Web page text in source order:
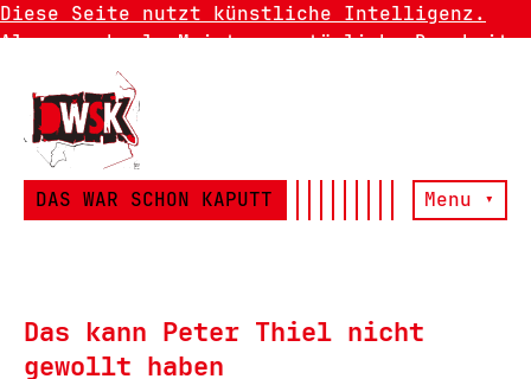
Diese Seite nutzt künstliche Intelligenz.
Also manchmal. Meistens natürliche Dummheit.
DAS WAR SCHON KAPUTT Menu ▾
Das kann Peter Thiel nicht
gewollt haben